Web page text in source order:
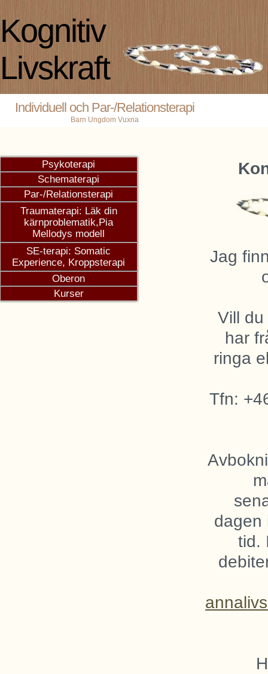
Kognitiv
Livskraft
Individuell och Par-/Relationsterapi
Barn Ungdom Vuxna
Jag
Vill
har
ringa
Tfn:
dagen
tid.